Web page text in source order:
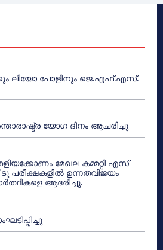
ലിയോ പോളിനും ജെ.എഫ്.എസ്.
യോഗ ദിനം ആചരിച്ചു
മേഖല കമ്മറ്റി എസ്
ഉന്നതവിജയം
ആദരിച്ചു.